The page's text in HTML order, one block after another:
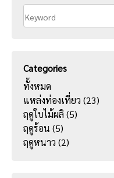
Categories
ทั้งหมด
แหล่งท่องเที่ยว (23)
ฤดูใบไม้ผลิ(5)
ฤดูร้อน (5)
ฤดูหนาว (2)